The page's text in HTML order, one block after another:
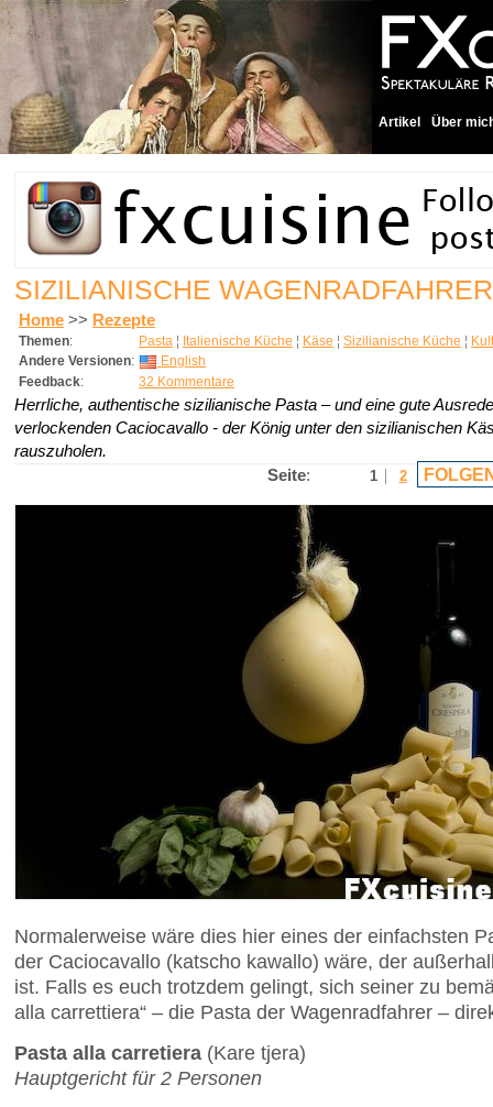
Artikel Über
SIZILIANISCHE
Home >> Rezepte
Themen: Pasta ¦ Italienische Küche ¦ Käse ¦ Sizilianische Küche ¦ Kult
Andere Versionen:
English
Feedback: 32 Kommentare
Herrliche, authentische sizilianische Pasta – und eine gute
verlockenden Caciocavallo - der König unter den sizilianischen
rauszuholen.
Seite: 1 2
Normalerweise wäre dies hier eines der einfachsten
der Caciocavallo (katscho kawallo) wäre, der
ist. Falls es euch trotzdem gelingt, sich seiner zu
alla carrettiera“ – die Pasta der Wagenradfahrer –
Pasta alla carretiera (Kare tjera)
Hauptgericht für 2 Personen